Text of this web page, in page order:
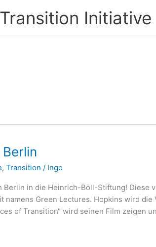
Initiative
, Transition / Ingo
Berlin in die Heinrich-Böll-Stiftung!
Green Lectures. Hopkins wird
of Transition“ wird seinen Film zeigen